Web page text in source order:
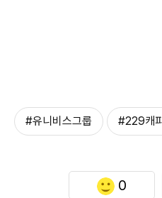
#유니비스그룹 #229캐
0